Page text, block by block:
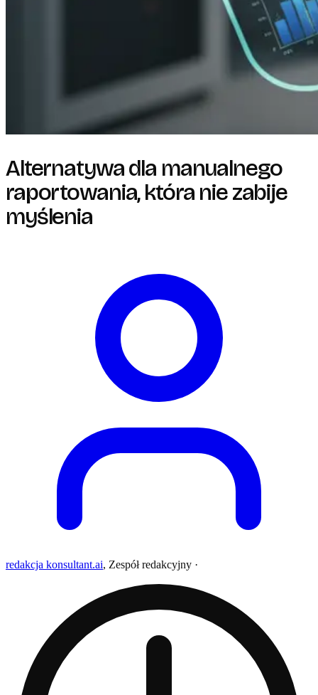
Alternatywa dla manualnego
raportowania, która nie zabije
myślenia
redakcja konsultant.ai, Zespół redakcyjny ·